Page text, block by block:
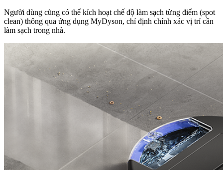
Người dùng cũng có thể kích hoạt chế độ làm sạch từng điểm (spot
clean) thông qua ứng dụng MyDyson, chỉ định chính xác vị trí cần
làm sạch trong nhà.